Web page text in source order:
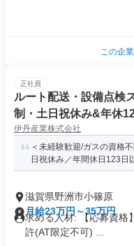
この企
正社員
ルート配送・設備点検
制・土日祝休み&年休
伊丹産業株式会社
＜未経験歓迎/ガスの資格
日祝休み／年間休日123日
滋賀県野洲市小篠原
月給23万円～35万円
求める人材: 【応募資格
許(AT限定不可) ...